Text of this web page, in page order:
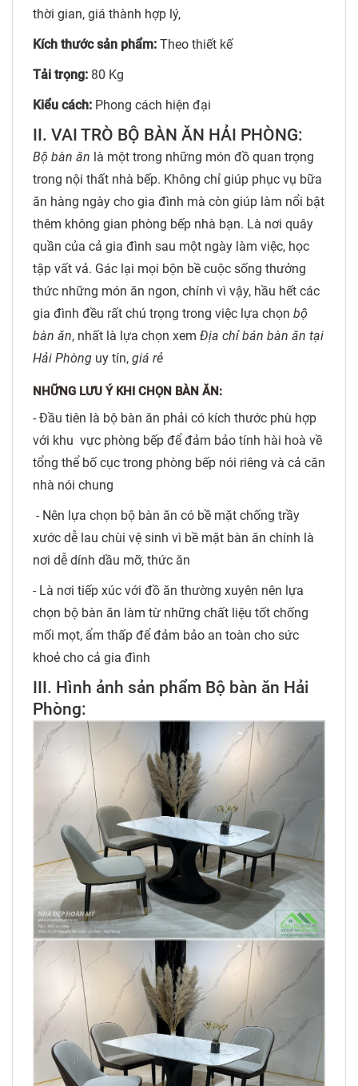
thời gian, giá thành hợp lý,
Kích thước sản phẩm: Theo thiết kế
Tải trọng: 80 Kg
Kiểu cách: Phong cách hiện đại
II. VAI TRÒ BỘ BÀN ĂN HẢI PHÒNG:
Bộ bàn ăn là một trong những món đồ quan trọng
trong nội thất nhà bếp. Không chỉ giúp phục vụ bữa
ăn hàng ngày cho gia đình mà còn giúp làm nổi bật
thêm không gian phòng bếp nhà bạn. Là nơi quây
quần của cả gia đình sau một ngày làm việc, học
tập vất vả. Gác lại mọi bộn bề cuộc sống thưởng
thức những món ăn ngon, chính vì vậy, hầu hết các
gia đình đều rất chú trọng trong việc lựa chọn bộ
bàn ăn, nhất là lựa chọn xem Địa chỉ bán bàn ăn tại
Hải Phòng uy tín, giá rẻ
NHỮNG LƯU Ý KHI CHỌN BÀN ĂN:
- Đầu tiên là bộ bàn ăn phải có kích thước phù hợp
với khu vực phòng bếp để đảm bảo tính hài hoà về
tổng thể bố cục trong phòng bếp nói riêng và cả căn
nhà nói chung
- Nên lựa chọn bộ bàn ăn có bề mặt chống trầy
xước dễ lau chùi vệ sinh vì bề mặt bàn ăn chính là
nơi dễ dính dầu mỡ, thức ăn
- Là nơi tiếp xúc với đồ ăn thường xuyên nên lựa
chọn bộ bàn ăn làm từ những chất liệu tốt chống
mối mọt, ẩm thấp để đảm bảo an toàn cho sức
khoẻ cho cả gia đình
III. Hình ảnh sản phẩm Bộ bàn ăn Hải
Phòng: